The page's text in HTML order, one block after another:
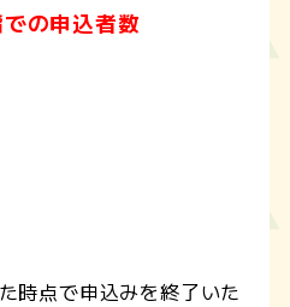
の申込者数
時点で申込みを終了いた